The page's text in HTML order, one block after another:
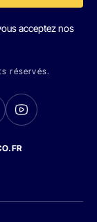
acceptez nos
réservés.